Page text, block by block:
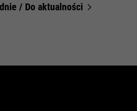
/ Do aktualności